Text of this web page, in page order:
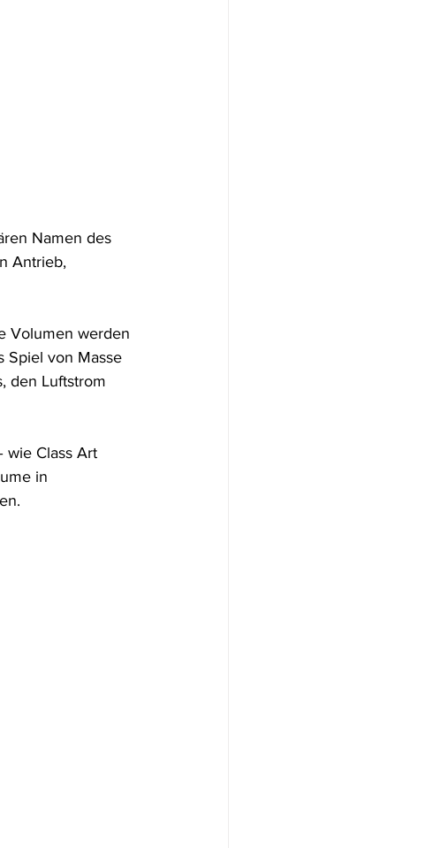
Namen des
Antrieb,
Volumen werden
Spiel von Masse
den Luftstrom
wie Class Art
in